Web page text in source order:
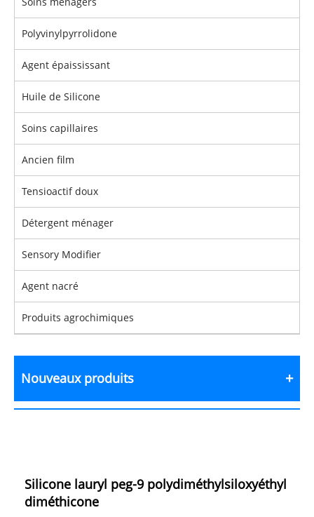
Polyvinylpyrrolidone
Agent épaississant
Huile de Silicone
Soins capillaires
Ancien film
Tensioactif doux
Détergent ménager
Sensory Modifier
Agent nacré
Produits agrochimiques
Nouveaux produits
Silicone lauryl peg-9 polydiméthylsiloxyéthyl
diméthicone